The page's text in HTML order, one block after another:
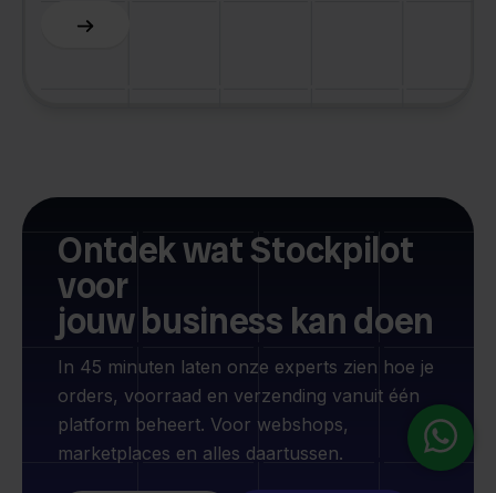
Slide 3 of 6.
Ontdek wat Stockpilot
voor
jouw business kan doen
In 45 minuten laten onze experts zien hoe je
orders, voorraad en verzending vanuit één
platform beheert. Voor webshops,
marketplaces en alles daartussen.